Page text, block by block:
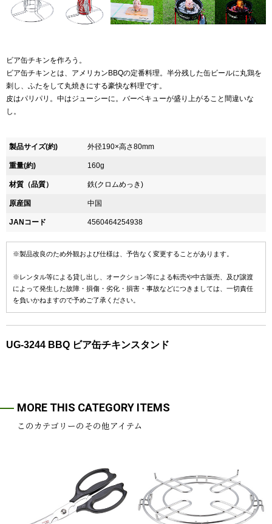
ビア缶チキンを作ろう。
ビア缶チキンとは、アメリカンBBQの定番料理。半分残した缶ビールに丸鶏を
刺し、ふたをして丸焼きにする豪快な料理です。
皮はパリパリ。中はジューシーに。バーベキューが盛り上がること間違いな
し。
製品サイズ(約) 外径190×高さ80mm
重量(約) 160g
材質（品質） 鉄(クロムめっき)
原産国 中国
JANコード 4560464254938
※製品改良のため外観および仕様は、予告なく変更することがあります。
※レンタル等による貸し出し、オークション等による転売や中古販売、及び譲渡
によって発生した故障・損傷・劣化・損害・事故などにつきましては、一切責任
を負いかねますので予めご了承ください。
UG-3244 BBQ ビア缶チキンスタンド
MORE THIS CATEGORY ITEMS
このカテゴリーのその他アイテム